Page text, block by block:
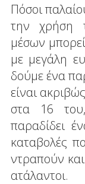
Πόσοι
την χρήση
μέσων
με μεγάλη
δούμε ένα
είναι
στα 16
παραδίδει
καταβολές
ντραπούν
ατάλαντοι.